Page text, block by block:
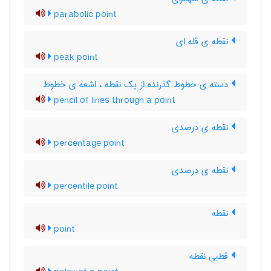
parabolic point
نقطه ی قله ای
peak point
دسته ی خطوط گذرنده از یک نقطه ، اشعه ی خطوط
pencil of lines through a point
نقطه ی درصدی
percentage point
نقطه ی درصدی
percentile point
نقطه
point
قطبی نقطه